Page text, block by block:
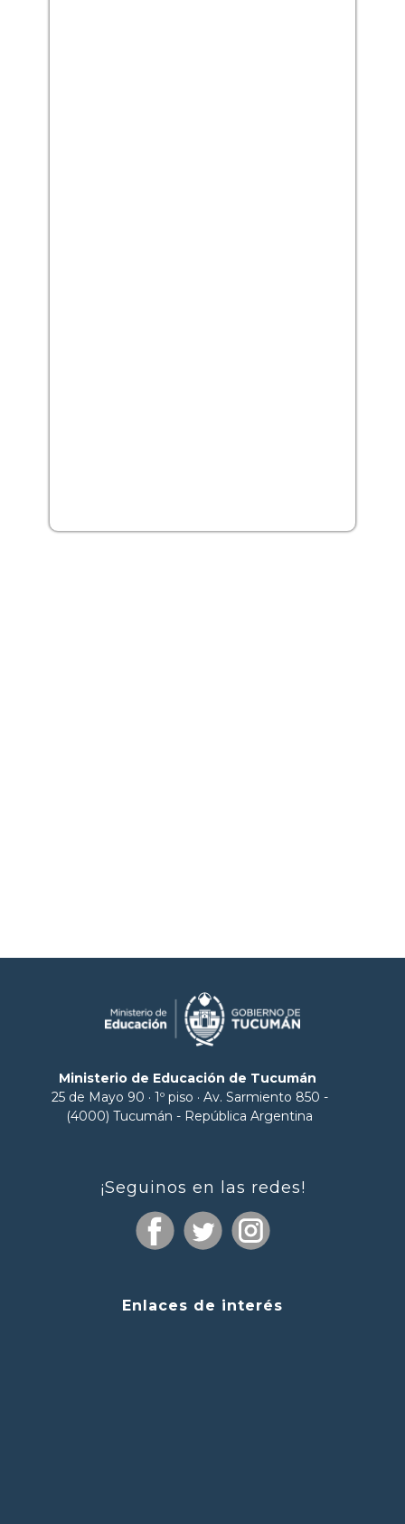
Ministerio de Educación de Tucumán
25 de Mayo 90 · 1º piso · Av. Sarmiento 850 -
(4000) Tucumán - República Argentina
¡Seguinos en las redes!
Enlaces de interés